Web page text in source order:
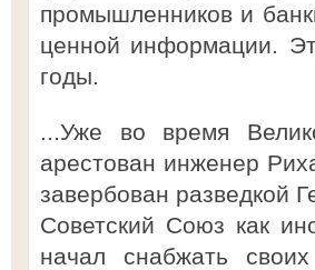
промышленников и
ценной информации.
годы.
...Уже во время
арестован инженер
завербован разведкой
Советский Союз как
начал снабжать